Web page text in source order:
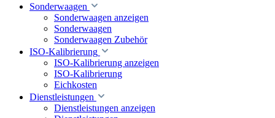
Sonderwaagen
Sonderwaagen anzeigen
Sonderwaagen
Sonderwaagen Zubehör
ISO-Kalibrierung
ISO-Kalibrierung anzeigen
ISO-Kalibrierung
Eichkosten
Dienstleistungen
Dienstleistungen anzeigen